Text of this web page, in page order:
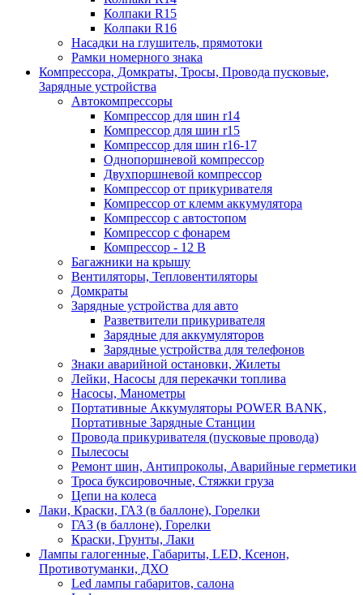
Колпаки R15
Колпаки R16
Насадки на глушитель, прямотоки
Рамки номерного знака
Компрессора, Домкраты, Тросы, Провода пусковые,
Зарядные устройства
Автокомпрессоры
Компрессор для шин r14
Компрессор для шин r15
Компрессор для шин r16-17
Однопоршневой компрессор
Двухпоршневой компрессор
Компрессор от прикуривателя
Компрессор от клемм аккумулятора
Компрессор с автостопом
Компрессор с фонарем
Компрессор - 12 В
Багажники на крышу
Вентиляторы, Тепловентиляторы
Домкраты
Зарядные устройства для авто
Разветвители прикуривателя
Зарядные для аккумуляторов
Зарядные устройства для телефонов
Знаки аварийной остановки, Жилеты
Лейки, Насосы для перекачки топлива
Насосы, Манометры
Портативные Аккумуляторы POWER BANK,
Портативные Зарядные Станции
Провода прикуривателя (пусковые провода)
Пылесосы
Ремонт шин, Антипроколы, Аварийные герметики
Троса буксировочные, Стяжки груза
Цепи на колеса
Лаки, Краски, ГАЗ (в баллоне), Горелки
ГАЗ (в баллоне), Горелки
Краски, Грунты, Лаки
Лампы галогенные, Габариты, LED, Ксенон,
Противотуманки, ДХО
Led лампы габаритов, салона